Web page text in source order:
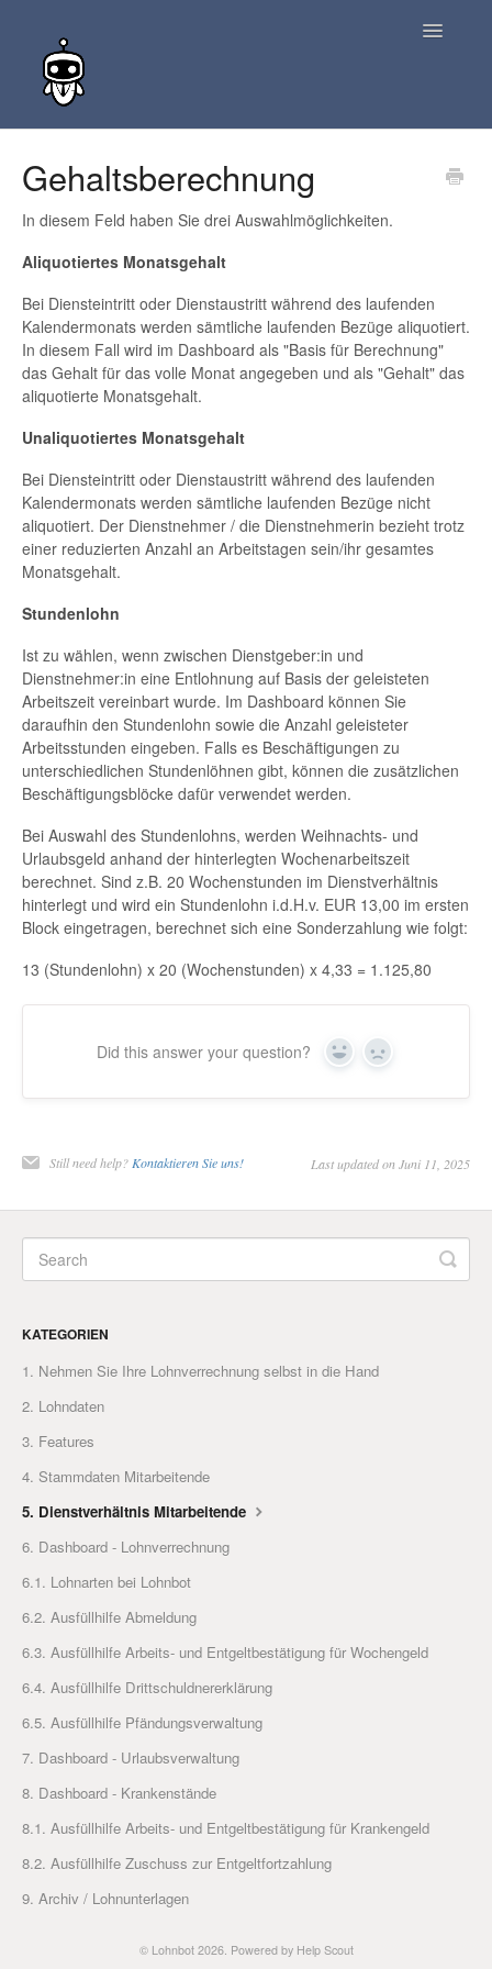
Toggle
Gehaltsberechnung
In diesem Feld haben Sie drei Auswahlmöglichkeiten.
Aliquotiertes Monatsgehalt
Bei Diensteintritt oder Dienstaustritt während des laufenden
Kalendermonats werden sämtliche laufenden Bezüge aliquotiert.
In diesem Fall wird im Dashboard als "Basis für Berechnung"
das Gehalt für das volle Monat angegeben und als "Gehalt" das
aliquotierte Monatsgehalt.
Unaliquotiertes Monatsgehalt
Bei Diensteintritt oder Dienstaustritt während des laufenden
Kalendermonats werden sämtliche laufenden Bezüge nicht
aliquotiert. Der Dienstnehmer / die Dienstnehmerin bezieht trotz
einer reduzierten Anzahl an Arbeitstagen sein/ihr gesamtes
Monatsgehalt.
Stundenlohn
Ist zu wählen, wenn zwischen Dienstgeber:in und
Dienstnehmer:in eine Entlohnung auf Basis der geleisteten
Arbeitszeit vereinbart wurde. Im Dashboard können Sie
daraufhin den Stundenlohn sowie die Anzahl geleisteter
Arbeitsstunden eingeben. Falls es Beschäftigungen zu
unterschiedlichen Stundenlöhnen gibt, können die zusätzlichen
Beschäftigungsblöcke dafür verwendet werden.
Bei Auswahl des Stundenlohns, werden Weihnachts- und
Urlaubsgeld anhand der hinterlegten Wochenarbeitszeit
berechnet. Sind z.B. 20 Wochenstunden im Dienstverhältnis
hinterlegt und wird ein Stundenlohn i.d.H.v. EUR 13,00 im ersten
Block eingetragen, berechnet sich eine Sonderzahlung wie folgt:
13 (Stundenlohn) x 20 (Wochenstunden) x 4,33 = 1.125,80
Did this answer your question? Yes No
Still need help?Kontaktieren Sie uns! Last updated on Juni 11, 2025
KATEGORIEN
1. Nehmen Sie Ihre Lohnverrechnung selbst in die Hand
2. Lohndaten
3. Features
4. Stammdaten Mitarbeitende
5. Dienstverhältnis Mitarbeitende
6. Dashboard - Lohnverrechnung
6.1. Lohnarten bei Lohnbot
6.2. Ausfüllhilfe Abmeldung
6.3. Ausfüllhilfe Arbeits- und Entgeltbestätigung für Wochengeld
6.4. Ausfüllhilfe Drittschuldnererklärung
6.5. Ausfüllhilfe Pfändungsverwaltung
7. Dashboard - Urlaubsverwaltung
8. Dashboard - Krankenstände
8.1. Ausfüllhilfe Arbeits- und Entgeltbestätigung für Krankengeld
8.2. Ausfüllhilfe Zuschuss zur Entgeltfortzahlung
9. Archiv / Lohnunterlagen
© Lohnbot2026. Powered by Help Scout